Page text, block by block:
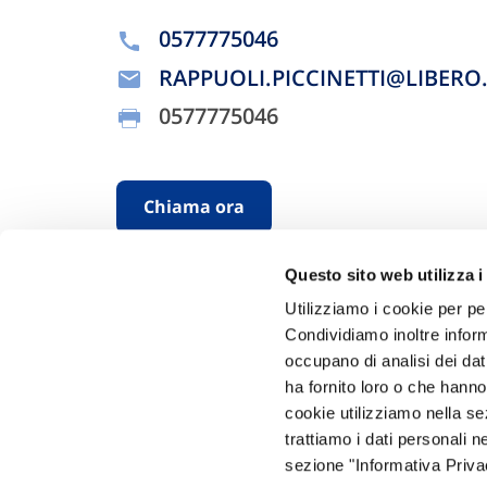
Questo sito web utilizza i
Utilizziamo i cookie per
Condividiamo inoltre
occupano di analisi dei
ha fornito loro o che
cookie utilizziamo nella
trattiamo i dati personali
sezione "Informativa
0577775046
0577775046
Chiama ora
Hai
Trova